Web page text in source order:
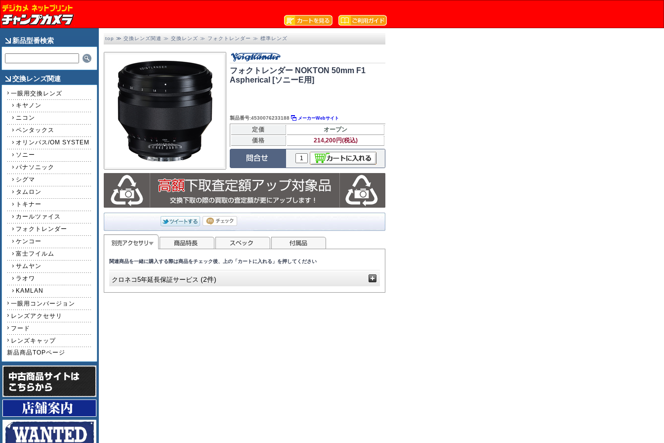
新品型番検索
交換レンズ関連
一眼用交換レンズ
キヤノン
ニコン
ペンタックス
オリンパス/OM SYSTEM
ソニー
パナソニック
シグマ
タムロン
トキナー
カールツァイス
フォクトレンダー
ケンコー
富士フイルム
サムヤン
ラオワ
KAMLAN
一眼用コンバージョン
レンズアクセサリ
フード
レンズキャップ
新品商品TOPページ
top ≫ 交換レンズ関連 ≫ 交換レンズ ≫ フォクトレンダー ≫ 標準レンズ
フォクトレンダー NOKTON 50mm F1
Aspherical [ソニーE用]
製品番号:4530076233188 メーカーWebサイト
定価
オープン
価格
214,200円(税込)
関連商品を一緒に購入する際は商品をチェック後、上の「カートに入れる」を押してください
クロネコ5年延長保証サービス (2件)